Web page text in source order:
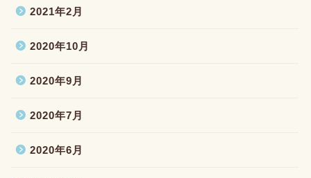
2021年2月
2020年10月
2020年9月
2020年7月
2020年6月